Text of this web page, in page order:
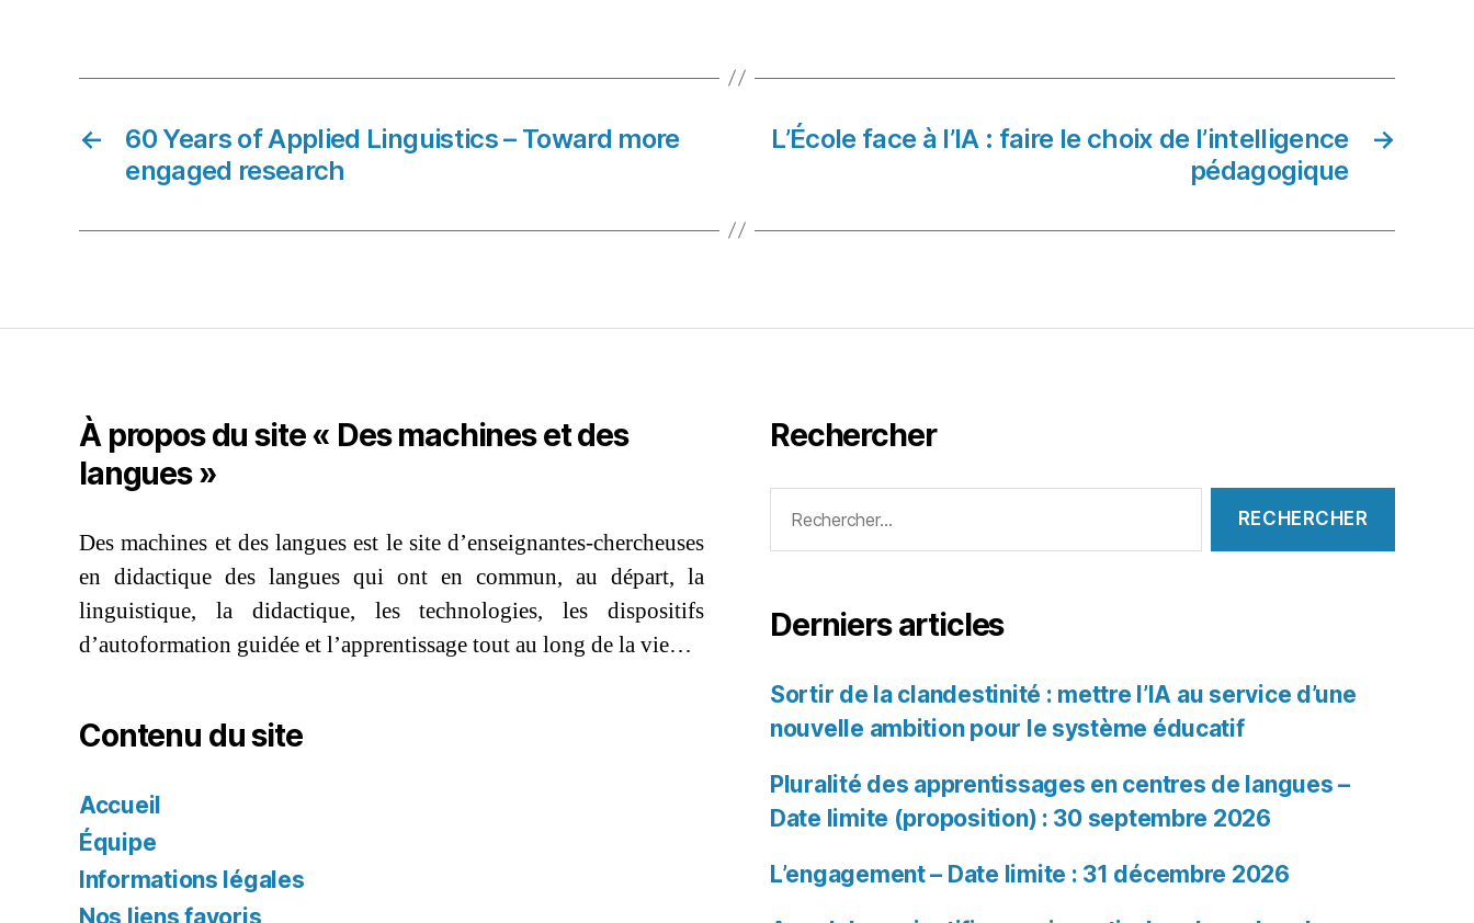
←
60 Years of Applied Linguistics – Toward more
engaged research
→
L’École face à l’IA : faire le choix de l’intelligence
pédagogique
À propos du site « Des machines et des
langues »
Des machines et des langues est le site d’enseignantes-chercheuses
en didactique des langues qui ont en commun, au départ, la
linguistique, la didactique, les technologies, les dispositifs
d’autoformation guidée et l’apprentissage tout au long de la vie…
Contenu du site
Accueil
Équipe
Informations légales
Nos liens favoris
Rechercher
Derniers articles
Sortir de la clandestinité : mettre l’IA au service d’une
nouvelle ambition pour le système éducatif
Pluralité des apprentissages en centres de langues –
Date limite (proposition) : 30 septembre 2026
L’engagement – Date limite : 31 décembre 2026